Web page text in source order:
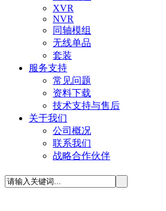
XVR
NVR
同轴模组
无线单品
套装
服务支持
常见问题
资料下载
技术支持与售后
关于我们
公司概况
联系我们
战略合作伙伴